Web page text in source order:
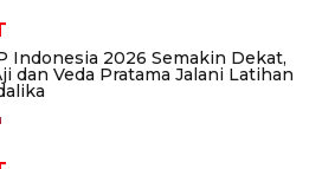
Indonesia 2026 Semakin Dekat,
dan Veda Pratama Jalani Latihan